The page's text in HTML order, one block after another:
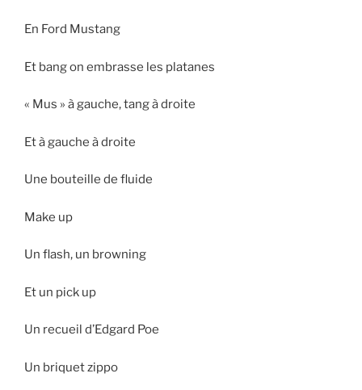
En Ford Mustang
Et bang on embrasse les platanes
« Mus » à gauche, tang à droite
Et à gauche à droite
Une bouteille de fluide
Make up
Un flash, un browning
Et un pick up
Un recueil d’Edgard Poe
Un briquet zippo